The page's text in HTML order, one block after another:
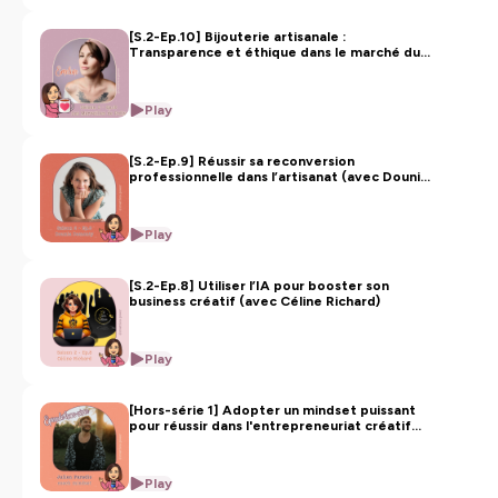
[S.2-Ep.10] Bijouterie artisanale :
Transparence et éthique dans le marché du
Play
[S.2-Ep.9] Réussir sa reconversion
professionnelle dans l’artisanat (avec Dounia
Play
[S.2-Ep.8] Utiliser l’IA pour booster son
business créatif (avec Céline Richard)
Play
[Hors-série 1] Adopter un mindset puissant
pour réussir dans l'entrepreneuriat créatif
Play